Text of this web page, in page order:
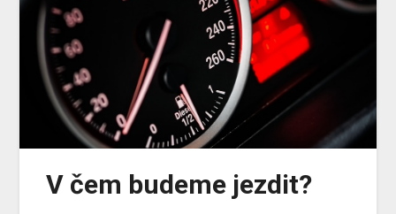
V čem budeme jezdit?